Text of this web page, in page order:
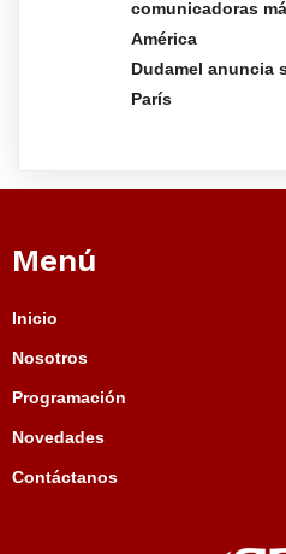
comunicadoras
América
Dudamel anuncia
París
Menú
Inicio
Nosotros
Programación
Novedades
Contáctanos